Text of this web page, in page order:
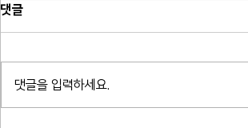
댓글
댓글을 입력하세요.